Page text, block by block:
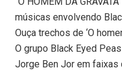
músicas envolvendo
Ouça trechos de ‘O
O grupo Black Eyed
Jorge Ben Jor em faixas